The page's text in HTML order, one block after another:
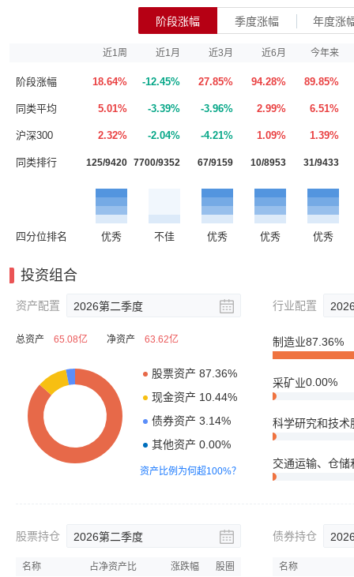
阶段涨幅 季度涨幅 年度涨
近1周 近1月 近3月 近6月 今年来
阶段涨幅 18.64% -12.45% 27.85% 94.28% 89.85%
同类平均 5.01% -3.39% -3.96% 2.99% 6.51%
沪深300 2.32% -2.04% -4.21% 1.09% 1.39%
同类排行 125/9420 7700/9352 67/9159 10/8953 31/9433
四分位排名 优秀 不佳 优秀 优秀 优秀
投资组合
资产配置 2026第二季度
总资产 65.08亿 净资产 63.62亿
资产比例为何超100%？
行业配置
制造业87.36%
采矿业0.00%
科学研究和技术
交通运输、仓储
股票持仓 2026第二季度
名称 占净资产比 涨跌幅 股圈
债券持仓
名称